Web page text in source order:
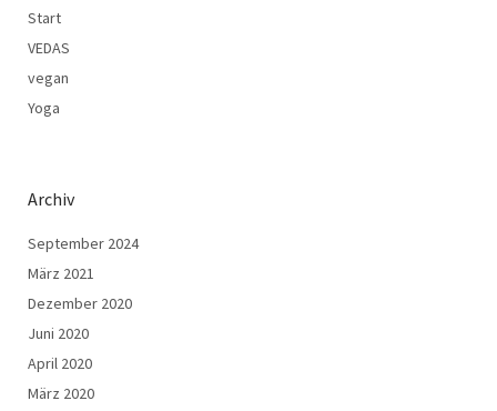
Start
VEDAS
vegan
Yoga
Archiv
September 2024
März 2021
Dezember 2020
Juni 2020
April 2020
März 2020